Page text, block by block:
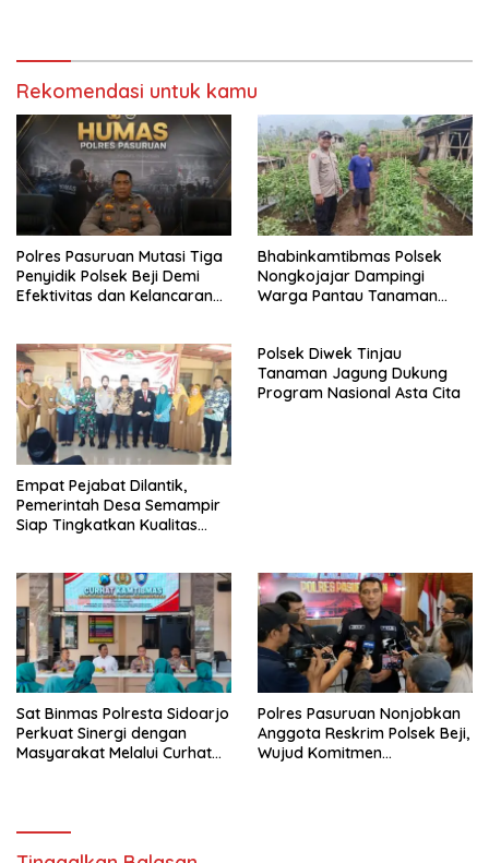
Rekomendasi untuk kamu
Polres Pasuruan Mutasi Tiga
Penyidik Polsek Beji Demi
Efektivitas dan Kelancaran
Bhabinkamtibmas Polsek
Nongkojajar Dampingi
Warga Pantau Tanaman
Empat Pejabat Dilantik,
Pemerintah Desa Semampir
Siap Tingkatkan Kualitas
Polsek Diwek Tinjau
Tanaman Jagung Dukung
Program Nasional Asta Cita
Sat Binmas Polresta Sidoarjo
Perkuat Sinergi dengan
Masyarakat Melalui Curhat
Polres Pasuruan Nonjobkan
Anggota Reskrim Polsek Beji,
Wujud Komitmen